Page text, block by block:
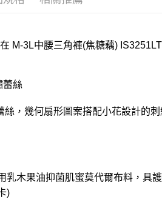
M-3L中腰三角褲(焦糖藕) IS3251LT
蕾絲
絲，幾何扇形圖案搭配小花設計的
乳木果油抑菌肌蜜莫代爾布料，具
)